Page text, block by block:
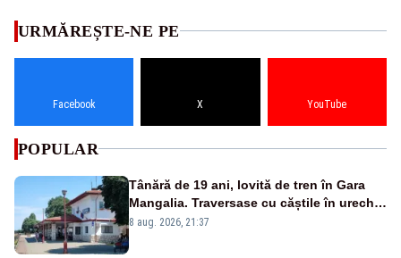
URMĂREȘTE-NE PE
Facebook X YouTube
POPULAR
Tânără de 19 ani, lovită de tren în Gara
Mangalia. Traversase cu căștile în urechi
liniile printr-un loc nepermis
8 aug. 2026, 21:37